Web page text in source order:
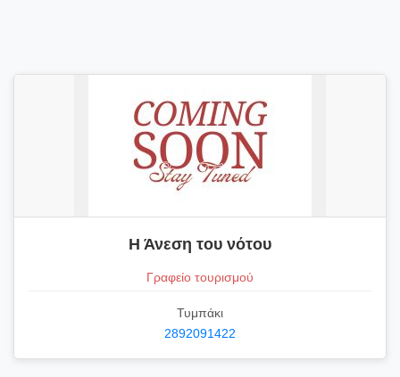
Η Άνεση του νότου
Γραφείο τουρισμού
Τυμπάκι
2892091422